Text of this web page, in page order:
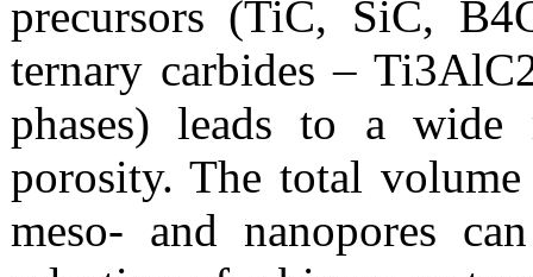
precursors (TiC, SiC,
ternary carbides –
phases) leads to a
porosity. The total
meso- and nanopores